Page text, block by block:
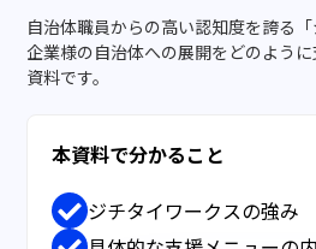
自治体職員からの高い認知度を誇る「
企業様の自治体への展開をどのよう
資料です。
本資料で分かること
ジチタイワークスの強み